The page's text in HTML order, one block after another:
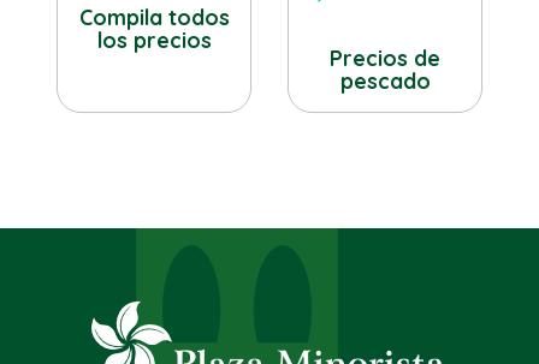
Compila todos
los precios
Precios de
pescado